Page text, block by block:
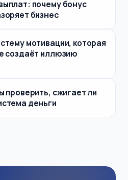
почему бонус
бизнес
мотивации, которая
создаёт иллюзию
проверить, сжигает ли
деньги